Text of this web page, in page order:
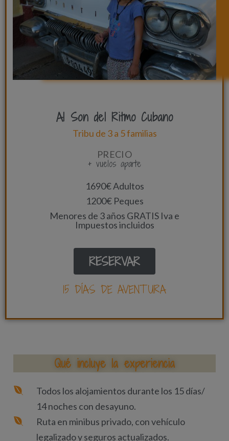
Al Son del Ritmo Cubano
Tribu de 3 a 5 familias
PRECIO
+ vuelos aparte
1690€ Adultos
1200€ Peques
Menores de 3 años GRATIS Iva e
Impuestos incluidos
RESERVAR
15 DÍAS DE AVENTURA
Qué incluye la experiencia
Todos los alojamientos durante los 15 días/
14 noches con desayuno.
Ruta en minibus privado, con vehículo
legalizado y seguros actualizados.